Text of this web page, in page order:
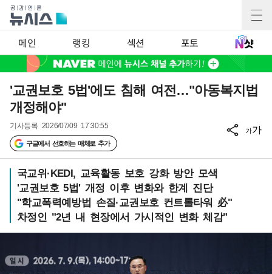
메인 랭킹 섹션 포토
'교권보호 5법'에도 침해 여전…"아동복지법
개정해야"
기사등록 2026/07/09 17:30:55
구글에서 선호하는 매체로 추가
가가
국교위·KEDI, 교육활동 보호 강화 방안 모색
'교권보호 5법' 개정 이후 변화와 한계 진단
"학교폭력예방법 손질·교권보호 컨트롤타워 必"
차정인 "2년 내 현장에서 가시적인 변화 체감"